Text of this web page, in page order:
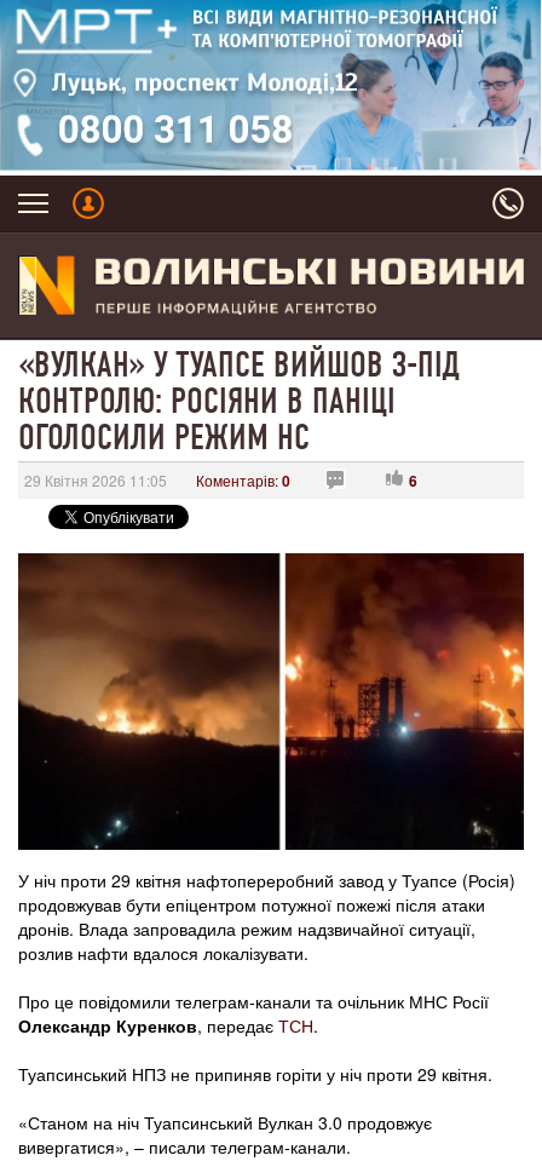
«ВУЛКАН» У ТУАПСЕ ВИЙШОВ З-ПІД
КОНТРОЛЮ: РОСІЯНИ В ПАНІЦІ
ОГОЛОСИЛИ РЕЖИМ НС
29 Квітня 2026 11:05 Коментарів:0 6
У ніч проти 29 квітня нафтопереробний завод у Туапсе (Росія)
продовжував бути епіцентром потужної пожежі після атаки
дронів. Влада запровадила режим надзвичайної ситуації,
розлив нафти вдалося локалізувати.
Про це повідомили телеграм-канали та очільник МНС Росії
Олександр Куренков, передає ТСН.
Туапсинський НПЗ не припиняв горіти у ніч проти 29 квітня.
«Станом на ніч Туапсинський Вулкан 3.0 продовжує
вивергатися», – писали телеграм-канали.